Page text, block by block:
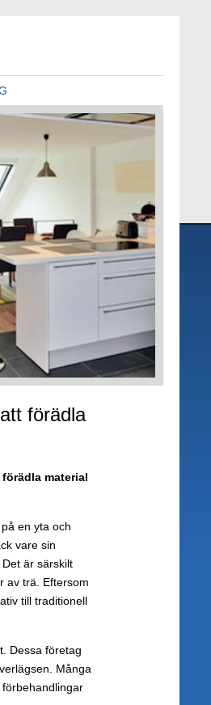
förädla
material
en yta och
vare sin
är särskilt
av trä. Eftersom
till traditionell
Dessa företag
Många